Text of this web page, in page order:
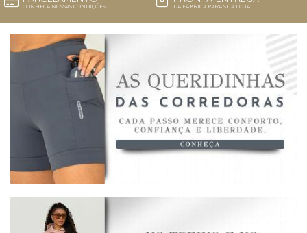
CONHEÇA NOSSAS CONDIÇÕES DA FÁBRICA PARA SUA LOJA